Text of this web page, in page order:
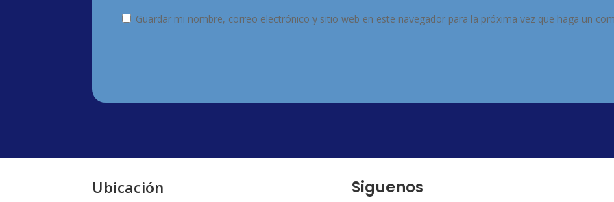
Guardar mi nombre, correo electrónico y sitio web en este navegador para la próxima vez que haga un
Ubicación Siguenos